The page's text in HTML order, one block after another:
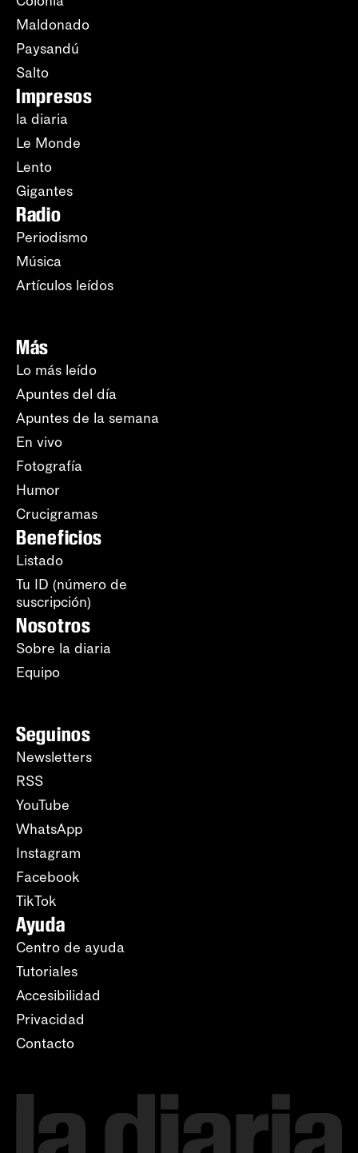
Maldonado
Paysandú
Salto
Impresos
la diaria
Le Monde
Lento
Gigantes
Radio
Periodismo
Música
Artículos leídos
Más
Lo más leído
Apuntes del día
Apuntes de la semana
En vivo
Fotografía
Humor
Crucigramas
Beneficios
Listado
Tu ID (número de
suscripción)
Nosotros
Sobre la diaria
Equipo
Seguinos
Newsletters
RSS
YouTube
WhatsApp
Instagram
Facebook
TikTok
Ayuda
Centro de ayuda
Tutoriales
Accesibilidad
Privacidad
Contacto